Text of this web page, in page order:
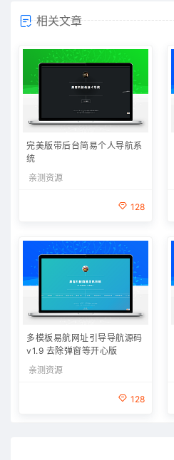
相关文章
完美版带后台简易个人导航系
统
亲测资源
128
多模板易航网址引导导航源码
v1.9 去除弹窗等开心版
亲测资源
128